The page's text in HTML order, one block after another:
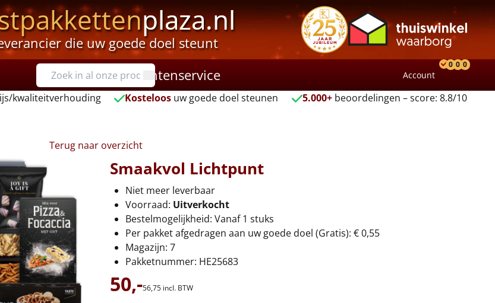
plaza.nl
die uw goede doel steunt
Klantenservice Account
0 0 0
kwaliteitverhouding Kosteloos uw goede doel steunen 5.000+ beoordelingen – score: 8.8/10
Terug naar overzicht
Smaakvol Lichtpunt
Niet meer leverbaar
Voorraad: Uitverkocht
Bestelmogelijkheid: Vanaf 1 stuks
Per pakket afgedragen aan uw goede doel (Gratis): € 0,55
Magazijn: 7
Pakketnummer: HE25683
50,-56,75 incl. BTW